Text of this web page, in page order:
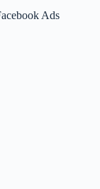
Ads